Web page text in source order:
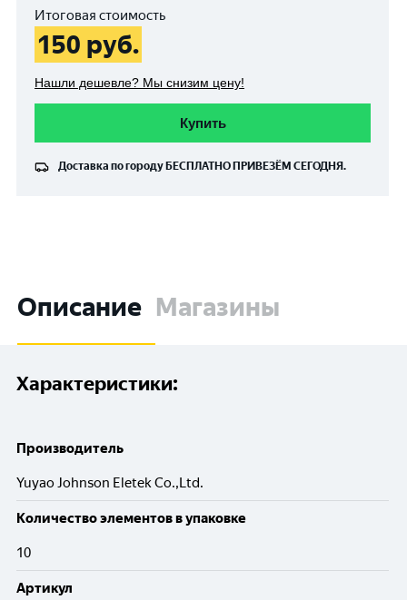
Итоговая стоимость
150 руб.
Нашли дешевле? Мы снизим цену!
Купить
Доставка по городу БЕСПЛАТНО ПРИВЕЗЁМ СЕГОДНЯ.
Описание Магазины
Характеристики:
Производитель
Yuyao Johnson Eletek Co.,Ltd.
Количество элементов в упаковке
10
Артикул